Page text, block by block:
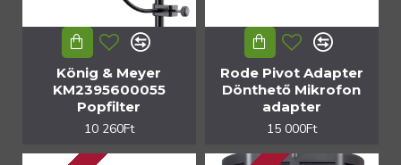
König & Meyer
KM2395600055
Popfilter
10 260Ft
Rode Pivot Adapter
Dönthető Mikrofon
adapter
15 000Ft